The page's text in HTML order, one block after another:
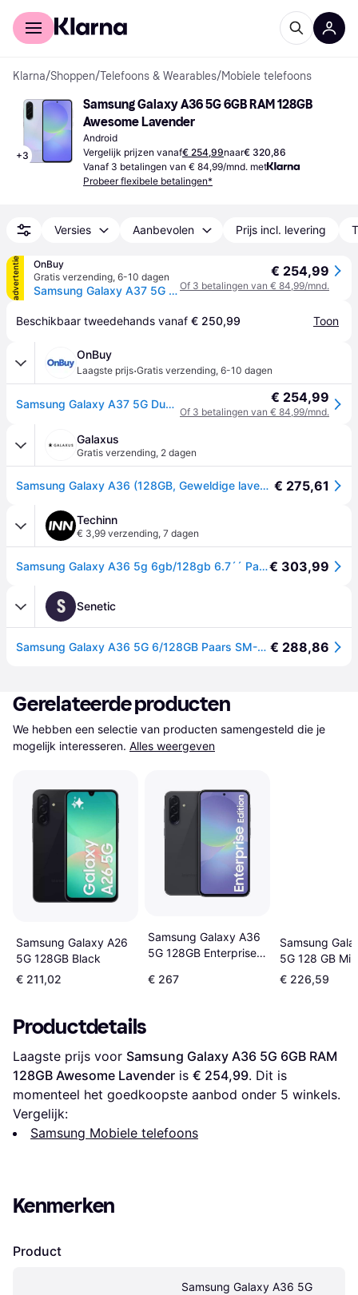
Voor shoppers
Klarna/Shoppen/Telefoons & Wearables/Mobiele telefoons
+3
Samsung Galaxy A36 5G 6GB RAM 128GB
Awesome Lavender
Android
Vergelijk prijzen vanaf€ 254,99naar€ 320,86
Vanaf 3 betalingen van € 84,99/mnd. met
Probeer flexibele betalingen*
Versies Aanbevolen Prijs incl. levering
advertentie
OnBuy
Gratis verzending, 6-10 dagen
Samsung Galaxy A37 5G Dual + eSIM 128GB (6GB RAM) A376B-DS Awesome Lavendel
€ 254,99
Of 3 betalingen van € 84,99/mnd.
Beschikbaar tweedehands vanaf € 250,99 Toon
OnBuy
Laagste prijs·Gratis verzending, 6-10 dagen
Samsung Galaxy A37 5G Dual + eSIM 128GB (6GB RAM) A376B-DS Awesome Lavendel € 254,99
Of 3 betalingen van € 84,99/mnd.
Galaxus
Gratis verzending, 2 dagen
Samsung Galaxy A36 (128GB, Geweldige lavendel, 6.70", Dubbele SIM, 5G), Smartphone, Paars € 275,61
Techinn
€ 3,99 verzending, 7 dagen
Samsung Galaxy A36 5g 6gb/128gb 6.7´´ Paars€ 303,99
S Senetic
Samsung Galaxy A36 5G 6/128GB Paars SM-A366BLVBEUE € 288,86
Gerelateerde producten
We hebben een selectie van producten samengesteld die je
mogelijk interesseren. Alles weergeven
Samsung Galaxy A26
5G 128GB Black
€ 211,02
Samsung Galaxy A36
5G 128GB Enterprise
€ 267
Samsung
5G 128 GB
€ 226,59
Productdetails
Laagste prijs voor Samsung Galaxy A36 5G 6GB RAM
128GB Awesome Lavender is € 254,99. Dit is
momenteel het goedkoopste aanbod onder 5 winkels.
Vergelijk:
Samsung Mobiele telefoons
Kenmerken
Product
Samsung Galaxy A36 5G